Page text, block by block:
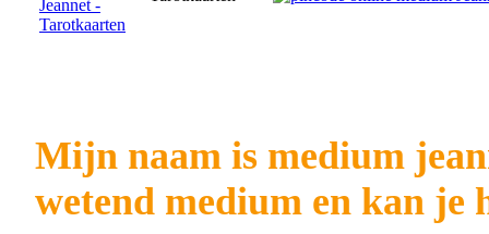
Mijn naam is medium
wetend medium en kan je